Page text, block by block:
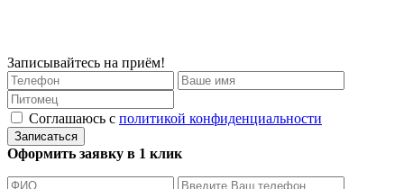
Записывайтесь на приём!
Соглашаюсь с политикой конфиденциальности
Записаться
Оформить заявку в 1 клик